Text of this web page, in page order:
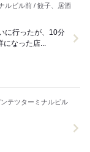
ルビル前 / 餃子、居酒
に行ったが、10分
になった店...
テツターミナルビル